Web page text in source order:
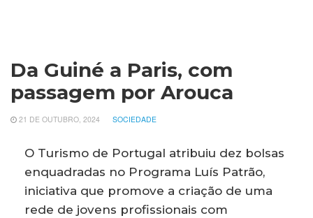
Da Guiné a Paris, com
passagem por Arouca
21 DE OUTUBRO, 2024 SOCIEDADE
O Turismo de Portugal atribuiu dez bolsas
enquadradas no Programa Luís Patrão,
iniciativa que promove a criação de uma
rede de jovens profissionais com